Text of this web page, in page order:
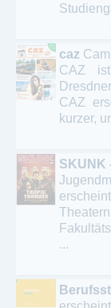
caz
CAZ
CAZ
kurzer,
SKUNK
...